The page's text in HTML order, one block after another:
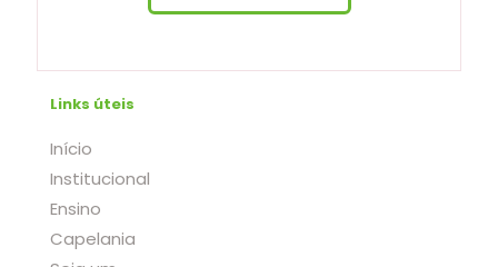
Links úteis
Início
Institucional
Ensino
Capelania